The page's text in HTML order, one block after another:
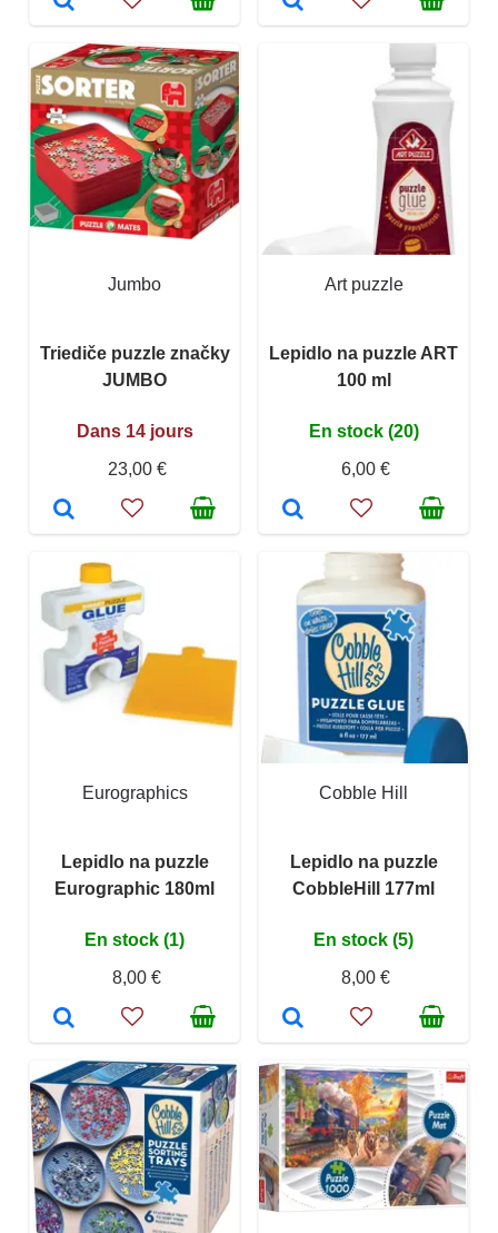
Jumbo
Triediče puzzle značky
JUMBO
Dans 14 jours
23,00 €
Art puzzle
Lepidlo na puzzle ART
100 ml
En stock (20)
6,00 €
Eurographics
Lepidlo na puzzle
Eurographic 180ml
En stock (1)
8,00 €
Cobble Hill
Lepidlo na puzzle
CobbleHill 177ml
En stock (5)
8,00 €